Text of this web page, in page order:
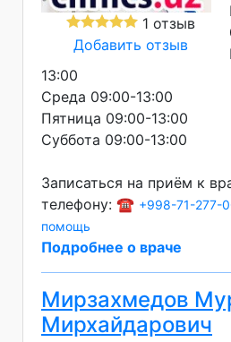
1 отзыв
Добавить отзыв
13:00
Среда 09:00-13:00
Пятница 09:00-13:00
Суббота 09:00-13:00
Записаться на приём к
телефону: ☎️ +998-71-277-
помощь
Подробнее о враче
Мирзахмедов
Мирхайдарович